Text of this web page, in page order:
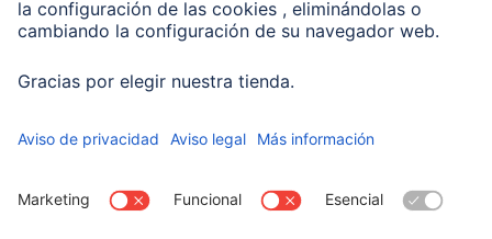
Hama en todo el Mundo
Sostenibilidad
Business-Portal